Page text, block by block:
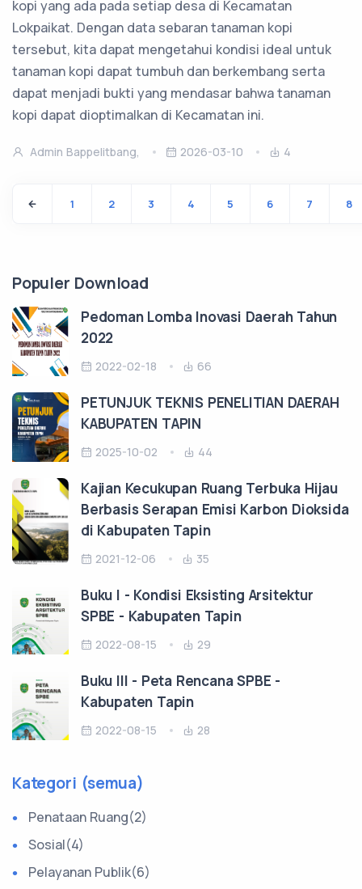
kopi yang ada pada setiap desa di Kecamatan
Lokpaikat. Dengan data sebaran tanaman kopi
tersebut, kita dapat mengetahui kondisi ideal untuk
tanaman kopi dapat tumbuh dan berkembang serta
dapat menjadi bukti yang mendasar bahwa tanaman
kopi dapat dioptimalkan di Kecamatan ini.
Admin Bappelitbang, 2026-03-10 4
1 2 3 4 5 6 7 8
Populer Download
Pedoman Lomba Inovasi Daerah Tahun
2022
2022-02-18 66
PETUNJUK TEKNIS PENELITIAN DAERAH
KABUPATEN TAPIN
2025-10-02 44
Kajian Kecukupan Ruang Terbuka Hijau
Berbasis Serapan Emisi Karbon Dioksida
di Kabupaten Tapin
2021-12-06 35
Buku I - Kondisi Eksisting Arsitektur
SPBE - Kabupaten Tapin
2022-08-15 29
Buku III - Peta Rencana SPBE -
Kabupaten Tapin
2022-08-15 28
Kategori (semua)
Penataan Ruang(2)
Sosial(4)
Pelayanan Publik(6)